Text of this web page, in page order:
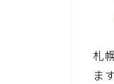
札
ま